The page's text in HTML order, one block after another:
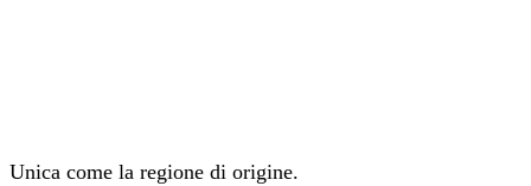
Unica come la regione di origine.